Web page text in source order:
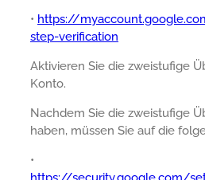
• https://
step-verification
Aktivieren Sie die zweistufige
Konto.
Nachdem Sie die zweistufige
haben, müssen Sie auf die
•